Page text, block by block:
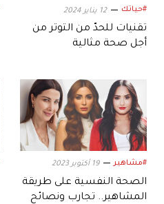
#حياتك 12 يناير 2024
تقنيات للحدّ من التوتر من
أجل صحة مثالية
#مشاهير 19 أكتوبر 2023
الصحة النفسية على طريقة
المشاهير.. تجارب ونصائح